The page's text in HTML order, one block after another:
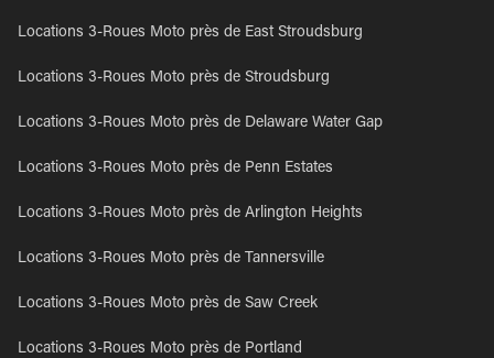
Locations 3-Roues Moto près de East Stroudsburg
Locations 3-Roues Moto près de Stroudsburg
Locations 3-Roues Moto près de Delaware Water Gap
Locations 3-Roues Moto près de Penn Estates
Locations 3-Roues Moto près de Arlington Heights
Locations 3-Roues Moto près de Tannersville
Locations 3-Roues Moto près de Saw Creek
Locations 3-Roues Moto près de Portland